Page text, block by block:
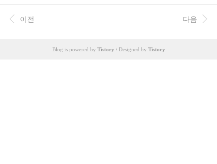
삭제된 것처럼 처리하는 방식을 말한다. Soft delete
를 구현하는 일반적인 방법은 데이터베이스 테이
를 삭제하려고 할 때, 실제로 데이터 행을 제거하는
이전 다음
Blog is powered by Tistory / Designed by Tistory